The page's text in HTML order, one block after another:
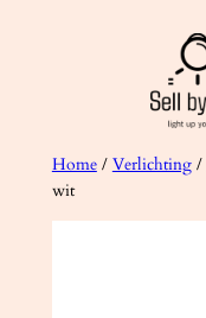
Home/ Verlichting/
wit